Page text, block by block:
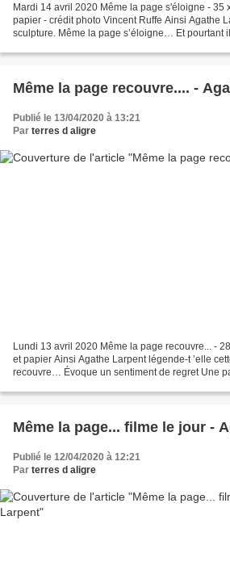
Mardi 14 avril 2020 Même la page s'éloigne - 35
papier - crédit photo Vincent Ruffe Ainsi Agathe
sculpture. Même la page s’éloigne… Et pourtant
Même la page recouvre.... -
Publié le 13/04/2020 à 13:21
Par terres d aligre
Lundi 13 avril 2020 Même la page recouvre... -
et papier Ainsi Agathe Larpent légende-t ’elle
recouvre… Évoque un sentiment de regret Une
Même la page... filme le jour -
Publié le 12/04/2020 à 12:21
Par terres d aligre